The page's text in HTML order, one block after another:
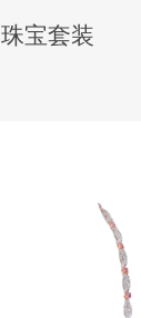
珠宝套装